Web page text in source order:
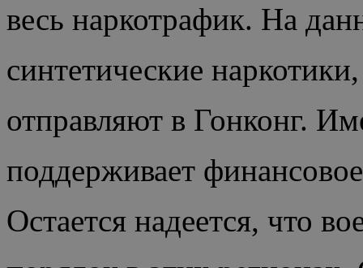
весь наркотрафик. На
синтетические
отправляют в Гонконг.
поддерживает
Остается надеется, что